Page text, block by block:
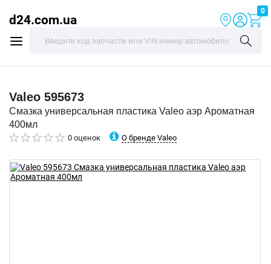
d24.com.ua
0
Valeo 595673
Смазка универсальная пластика Valeo аэр Ароматная
400мл
0 оценок О бренде Valeo